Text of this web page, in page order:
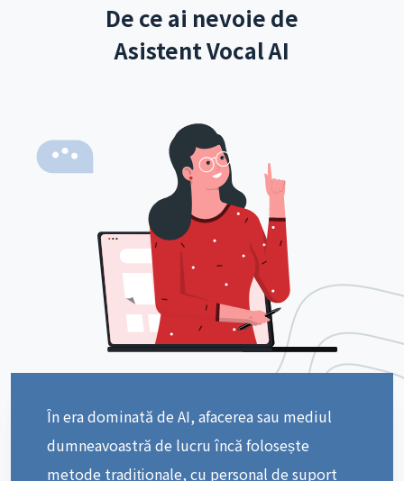
De ce ai nevoie de
Asistent Vocal AI
În era dominată de AI, afacerea sau mediul
dumneavoastră de lucru încă folosește
metode tradiționale, cu personal de suport